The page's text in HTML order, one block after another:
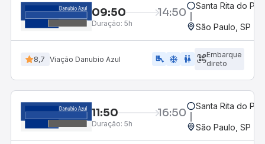
09:50 14:50
Duração: 5h
Santa Rita do
São Paulo, SP -
8,7 Viação Danubio Azul airline_seat_legroom_extra ac_unit WC
Embarque
direto
11:50 16:50
Duração: 5h
Santa Rita do
São Paulo, SP -